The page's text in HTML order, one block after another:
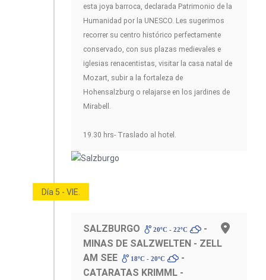
esta joya barroca, declarada Patrimonio de la
Humanidad por la UNESCO. Les sugerimos
recorrer su centro histórico perfectamente
conservado, con sus plazas medievales e
iglesias renacentistas, visitar la casa natal de
Mozart, subir a la fortaleza de
Hohensalzburg o relajarse en los jardines de
Mirabell.
19.30 hrs- Traslado al hotel.
Día 5 - VIE.
SALZBURGO 20ºC - 22ºC
-
MINAS DE SALZWELTEN - ZELL
AM SEE
18ºC - 20ºC
-
CATARATAS KRIMML -